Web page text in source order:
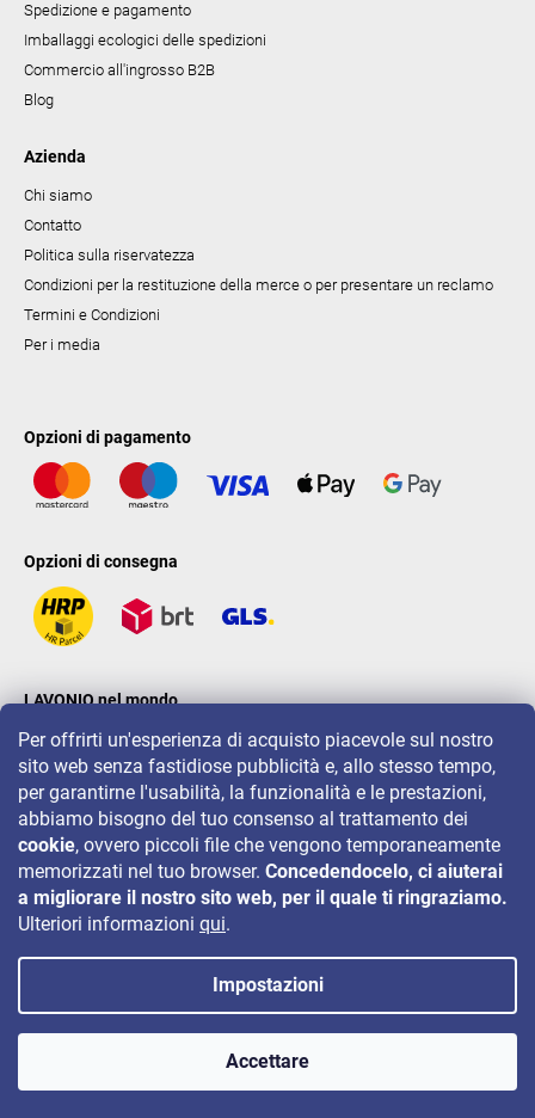
Per offrirti un'esperienza di acquisto piacevole sul nostro
sito web senza fastidiose pubblicità e, allo stesso tempo,
per garantirne l'usabilità, la funzionalità e le prestazioni,
abbiamo bisogno del tuo consenso al trattamento dei
cookie, ovvero piccoli file che vengono temporaneamente
memorizzati nel tuo browser. Concedendocelo, ci aiuterai
a migliorare il nostro sito web, per il quale ti ringraziamo.
Ulteriori informazioni qui.
Impostazioni
Accettare
Spedizione e pagamento
Imballaggi ecologici delle spedizioni
Commercio all'ingrosso B2B
Blog
Azienda
Chi siamo
Contatto
Politica sulla riservatezza
Condizioni per la restituzione della merce o per presentare un reclamo
Termini e Condizioni
Per i media
Opzioni di pagamento
Opzioni di consegna
LAVONIO nel mondo
Per eventi, concorsi e sconti seguiteci su:
Copyright 2026 LAVONIO.it. Tutti i diritti riservati.